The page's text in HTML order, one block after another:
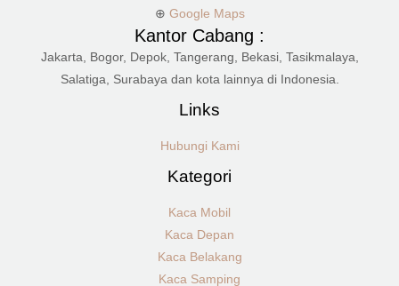
⊕ Google Maps
Kantor Cabang :
Jakarta, Bogor, Depok, Tangerang, Bekasi, Tasikmalaya,
Salatiga, Surabaya dan kota lainnya di Indonesia.
Links
Hubungi Kami
Kategori
Kaca Mobil
Kaca Depan
Kaca Belakang
Kaca Samping